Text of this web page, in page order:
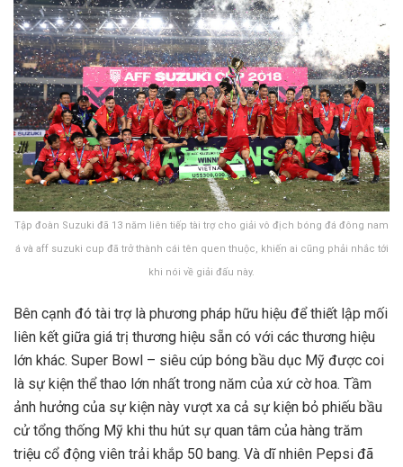
Tập đoàn Suzuki đã 13 năm liên tiếp tài trợ cho giải vô địch bóng đá đông nam
á và aff suzuki cup đã trở thành cái tên quen thuộc, khiến ai cũng phải nhắc tới
khi nói về giải đấu này.
Bên cạnh đó tài trợ là phương pháp hữu hiệu để thiết lập mối
liên kết giữa giá trị thương hiệu sẵn có với các thương hiệu
lớn khác. Super Bowl – siêu cúp bóng bầu dục Mỹ được coi
là sự kiện thể thao lớn nhất trong năm của xứ cờ hoa. Tầm
ảnh hưởng của sự kiện này vượt xa cả sự kiện bỏ phiếu bầu
cử tổng thống Mỹ khi thu hút sự quan tâm của hàng trăm
triệu cổ động viên trải khắp 50 bang. Và dĩ nhiên Pepsi đã